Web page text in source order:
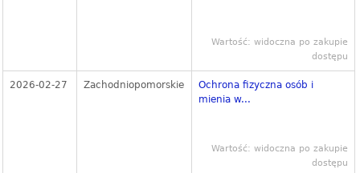
Wartość: widoczna po zakupie
dostępu
2026-02-27 Zachodniopomorskie
Ochrona fizyczna osób i
mienia w...
Wartość: widoczna po zakupie
dostępu